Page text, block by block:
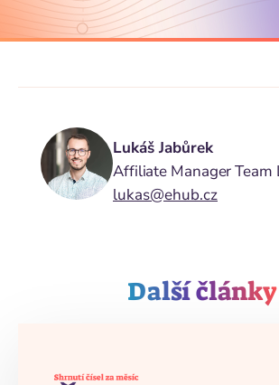
Lukáš Jabůrek
Affiliate Manager Team
lukas@ehub.cz
Další články